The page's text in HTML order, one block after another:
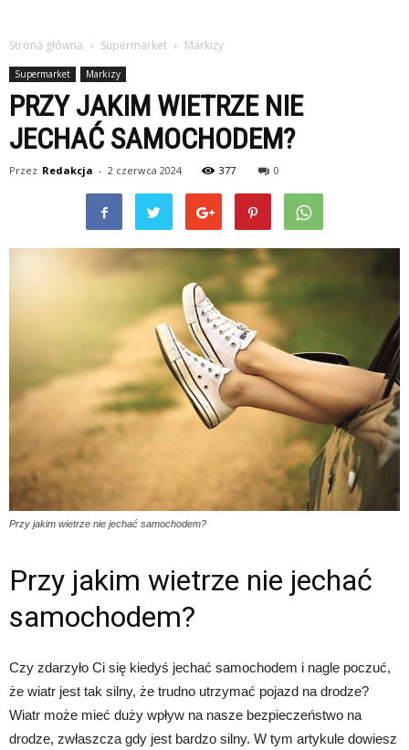
Strona główna Supermarket Markizy
Supermarket Markizy
PRZY JAKIM WIETRZE NIE
JECHAĆ SAMOCHODEM?
Przez Redakcja - 2 czerwca 2024 377 0
Przy jakim wietrze nie jechać samochodem?
Przy jakim wietrze nie jechać
samochodem?
Czy zdarzyło Ci się kiedyś jechać samochodem i nagle poczuć,
że wiatr jest tak silny, że trudno utrzymać pojazd na drodze?
Wiatr może mieć duży wpływ na nasze bezpieczeństwo na
drodze, zwłaszcza gdy jest bardzo silny. W tym artykule dowiesz